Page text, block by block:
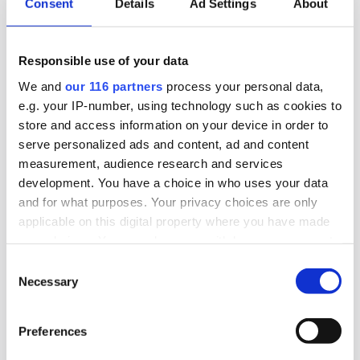
Consent Details Ad Settings About
Responsible use of your data
We and our 116 partners process your personal data,
e.g. your IP-number, using technology such as cookies to
store and access information on your device in order to
serve personalized ads and content, ad and content
measurement, audience research and services
development. You have a choice in who uses your data
and for what purposes. Your privacy choices are only
applicable on this digital property where you have made
the Privacy trigger icon.
Find out more about how your personal data is processed
and set your preferences in the
Selection
Necessary
Preferences
Gruvbolag och branschorganisation
halvjublar över skrotat uran-veto
Gruvindustrins branschorganisation pratar om
”ett steg framåt och två bakåt” när det gäller
riksdagens beslut att likställa
tillståndsprövningen av brytning av uran med
andra metaller. Gruvföretaget District Metals
lovar att fortsätta att lobba för att uranbrytning